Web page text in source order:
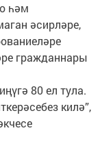
һәм
әсирләре,
гражданнары
80 ел тула.
килә”,